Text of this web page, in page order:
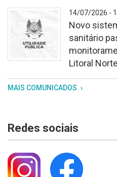
brasão
Grande
com
os
pública"
logo
abaixo
Fundo
branco
texturizado.
brasão
do
do
Sul,
com
os
Fundo
branco
centro,
o
brasão
do
14/07/2026 -
Novo
sanitário
Litoral Norte
MAIS COMUNICADOS
Redes sociais